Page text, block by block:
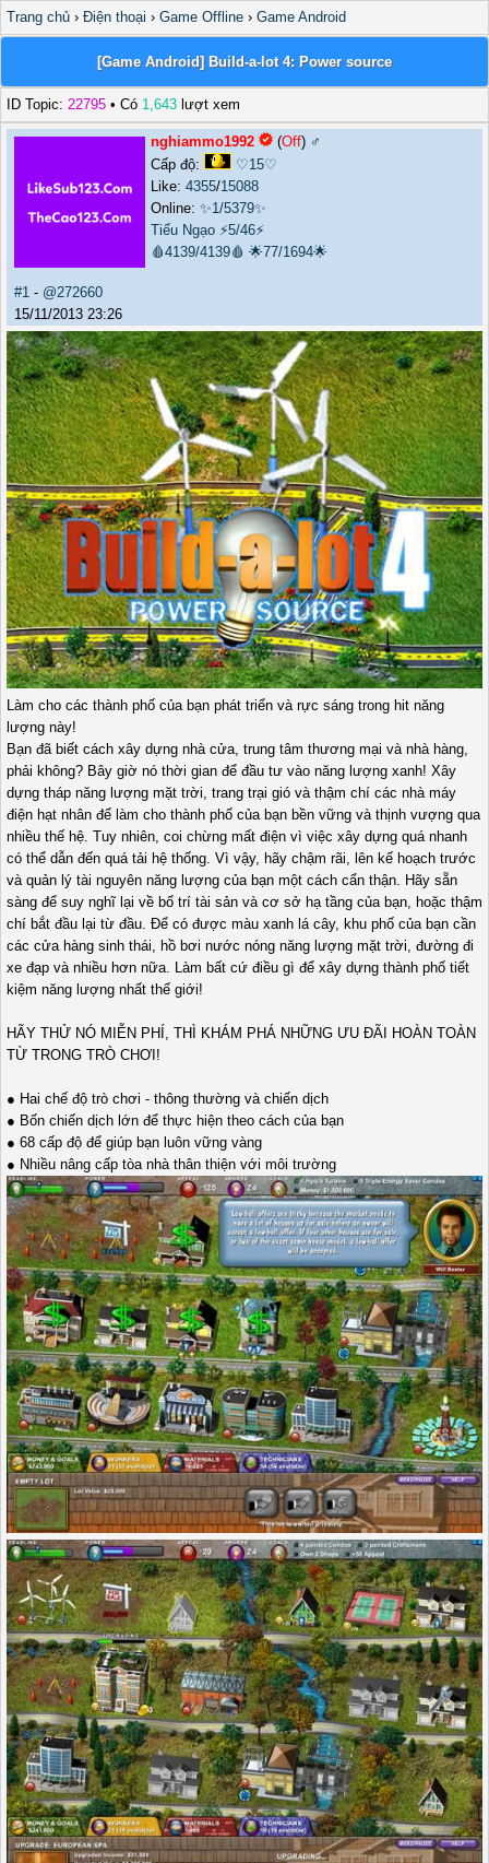
Trang chủ › Điện thoại › Game Offline › Game Android
[Game Android] Build-a-lot 4: Power source
ID Topic: 22795 • Có 1,643 lượt xem
nghiammo1992 (Off) ♂️
Cấp độ:
♡15♡
Like: 4355/15088
Online: ✨1/5379✨
Tiếu Ngạo ⚡5/46⚡
🩸4139/4139🩸 🌟77/1694🌟
#1 - @272660
15/11/2013 23:26
Làm cho các thành phố của bạn phát triển và rực sáng trong hit năng
lượng này!
Bạn đã biết cách xây dựng nhà cửa, trung tâm thương mại và nhà hàng,
phải không? Bây giờ nó thời gian để đầu tư vào năng lượng xanh! Xây
dựng tháp năng lượng mặt trời, trang trại gió và thậm chí các nhà máy
điện hạt nhân để làm cho thành phố của bạn bền vững và thịnh vượng qua
nhiều thế hệ. Tuy nhiên, coi chừng mất điện vì việc xây dựng quá nhanh
có thể dẫn đến quá tải hệ thống. Vì vậy, hãy chậm rãi, lên kế hoạch trước
và quản lý tài nguyên năng lượng của bạn một cách cẩn thận. Hãy sẵn
sàng để suy nghĩ lại về bố trí tài sản và cơ sở hạ tầng của bạn, hoặc thậm
chí bắt đầu lại từ đầu. Để có được màu xanh lá cây, khu phố của bạn cần
các cửa hàng sinh thái, hồ bơi nước nóng năng lượng mặt trời, đường đi
xe đạp và nhiều hơn nữa. Làm bất cứ điều gì để xây dựng thành phố tiết
kiệm năng lượng nhất thế giới!
HÃY THỬ NÓ MIỄN PHÍ, THÌ KHÁM PHÁ NHỮNG ƯU ĐÃI HOÀN TOÀN
TỪ TRONG TRÒ CHƠI!
● Hai chế độ trò chơi - thông thường và chiến dịch
● Bốn chiến dịch lớn để thực hiện theo cách của bạn
● 68 cấp độ để giúp bạn luôn vững vàng
● Nhiều nâng cấp tòa nhà thân thiện với môi trường